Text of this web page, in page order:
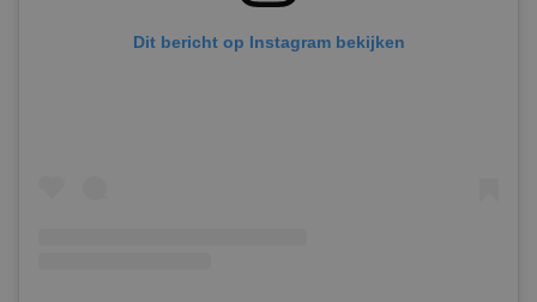
Dit bericht op Instagram bekijken